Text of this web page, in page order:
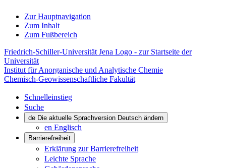
Zur Hauptnavigation
Zum Inhalt
Zum Fußbereich
Friedrich-Schiller-Universität Jena Logo - zur Startseite der
Universität
Institut für Anorganische und Analytische Chemie
Chemisch-Geowissenschaftliche Fakultät
Schnelleinstieg
Suche
de Die aktuelle Sprachversion Deutsch ändern
en Englisch
Barrierefreiheit
Erklärung zur Barrierefreiheit
Leichte Sprache